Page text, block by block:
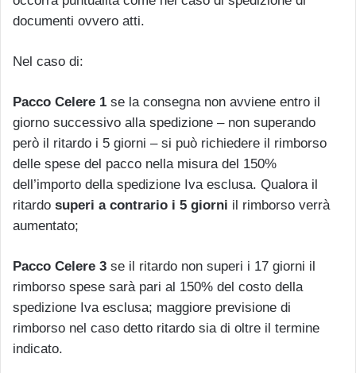
documenti ovvero atti.
Nel caso di:
Pacco Celere 1 se la consegna non avviene entro il
giorno successivo alla spedizione – non superando
però il ritardo i 5 giorni – si può richiedere il rimborso
delle spese del pacco nella misura del 150%
dell’importo della spedizione Iva esclusa. Qualora il
ritardo superi a contrario i 5 giorni il rimborso verrà
aumentato;
Pacco Celere 3 se il ritardo non superi i 17 giorni il
rimborso spese sarà pari al 150% del costo della
spedizione Iva esclusa; maggiore previsione di
rimborso nel caso detto ritardo sia di oltre il termine
indicato.